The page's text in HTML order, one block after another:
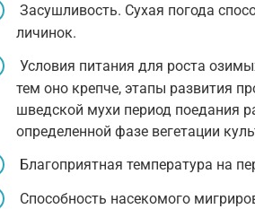
Засушливость. Сухая погода
личинок.
Условия питания для роста
тем оно крепче, этапы развития
шведской мухи период поедания
определенной фазе вегетации
Благоприятная температура на
Способность насекомого